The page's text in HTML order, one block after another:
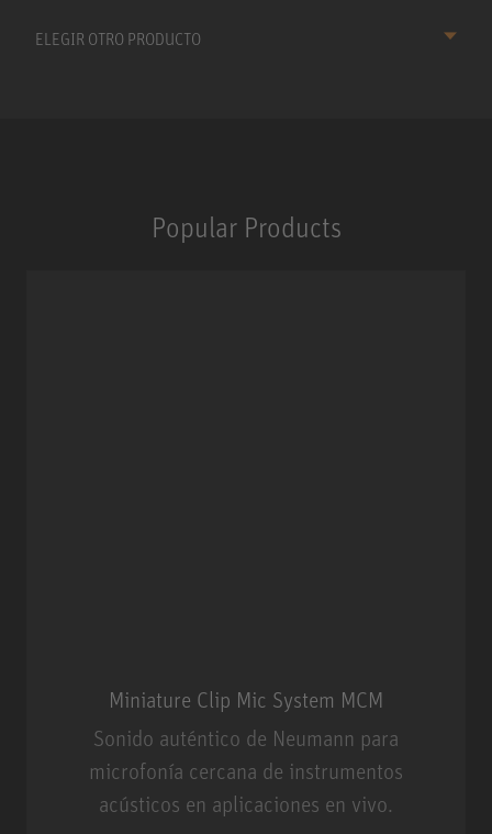
ELEGIR OTRO PRODUCTO
Popular Products
Miniature Clip Mic System MCM
Sonido auténtico de Neumann para
microfonía cercana de instrumentos
acústicos en aplicaciones en vivo.